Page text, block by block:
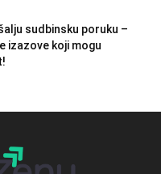
sudbinsku poruku –
izazove koji mogu